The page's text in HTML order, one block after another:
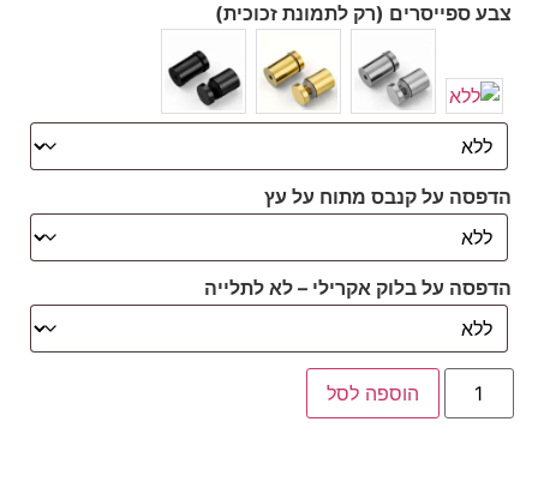
צבע ספייסרים (רק לתמונת זכוכית)
הדפסה על קנבס מתוח על עץ
הדפסה על בלוק אקרילי – לא לתלייה
הוספה לסל